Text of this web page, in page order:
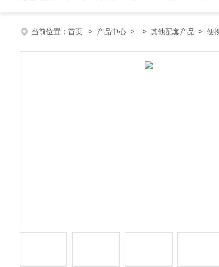
当前位置： 首页 > 产品中心 > > 其他配套产品 > 便